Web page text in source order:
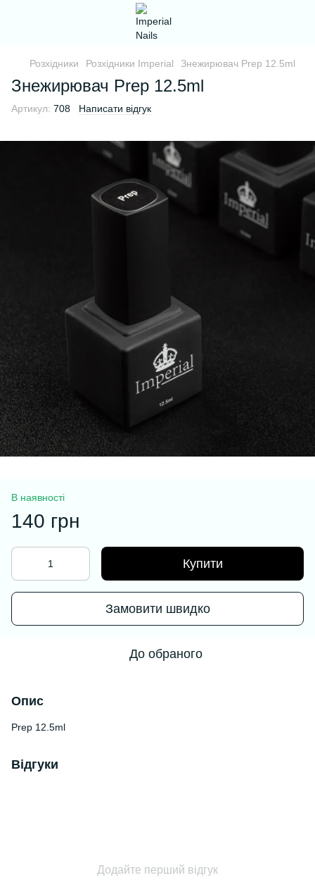
Розхідники Розхідники Imperial Знежирювач Prep 12.5ml
Знежирювач Prep 12.5ml
Артикул: 708 Написати відгук
В наявності
140 грн
Купити
Замовити швидко
До обраного
Опис
Prep 12.5ml
Відгуки
Додайте перший відгук